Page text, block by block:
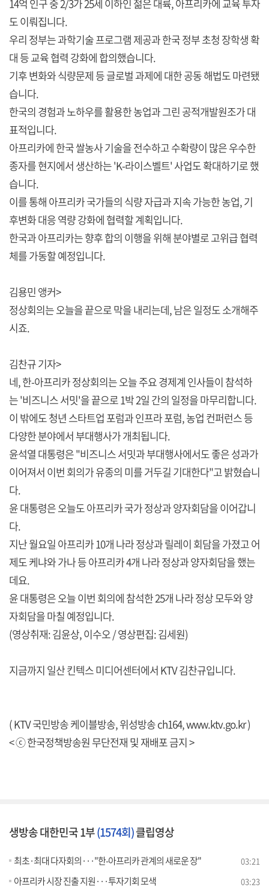
14억 인구 중 2/3가 25세 이하인 젊은 대륙, 아프리카에 교육 투자
도 이뤄집니다.
우리 정부는 과학기술 프로그램 제공과 한국 정부 초청 장학생 확
대 등 교육 협력 강화에 합의했습니다.
기후 변화와 식량문제 등 글로벌 과제에 대한 공동 해법도 마련됐
습니다.
한국의 경험과 노하우를 활용한 농업과 그린 공적개발원조가 대
표적입니다.
아프리카에 한국 쌀농사 기술을 전수하고 수확량이 많은 우수한
종자를 현지에서 생산하는 'K-라이스벨트' 사업도 확대하기로 했
습니다.
이를 통해 아프리카 국가들의 식량 자급과 지속 가능한 농업, 기
후변화 대응 역량 강화에 협력할 계획입니다.
한국과 아프리카는 향후 합의 이행을 위해 분야별로 고위급 협력
체를 가동할 예정입니다.
김용민 앵커>
정상회의는 오늘을 끝으로 막을 내리는데, 남은 일정도 소개해주
시죠.
김찬규 기자>
네, 한-아프리카 정상회의는 오늘 주요 경제계 인사들이 참석하
는 '비즈니스 서밋'을 끝으로 1박 2일 간의 일정을 마무리합니다.
이 밖에도 청년 스타트업 포럼과 인프라 포럼, 농업 컨퍼런스 등
다양한 분야에서 부대행사가 개최됩니다.
윤석열 대통령은 "비즈니스 서밋과 부대행사에서도 좋은 성과가
이어져서 이번 회의가 유종의 미를 거두길 기대한다"고 밝혔습니
다.
윤 대통령은 오늘도 아프리카 국가 정상과 양자회담을 이어갑니
다.
지난 월요일 아프리카 10개 나라 정상과 릴레이 회담을 가졌고 어
제도 케냐와 가나 등 아프리카 4개 나라 정상과 양자회담을 했는
데요.
윤 대통령은 오늘 이번 회의에 참석한 25개 나라 정상 모두와 양
자회담을 마칠 예정입니다.
(영상취재: 김윤상, 이수오 / 영상편집: 김세원)
지금까지 일산 킨텍스 미디어센터에서 KTV 김찬규입니다.
( KTV 국민방송 케이블방송, 위성방송 ch164,www.ktv.go.kr)
< ⓒ 한국정책방송원 무단전재 및 재배포 금지 >
생방송 대한민국 1부(1574회)클립영상
최초·최대 다자회의···"한-아프리카 관계의 새로운 장" 03:21
아프리카 시장 진출 지원···투자기회 모색 03:23